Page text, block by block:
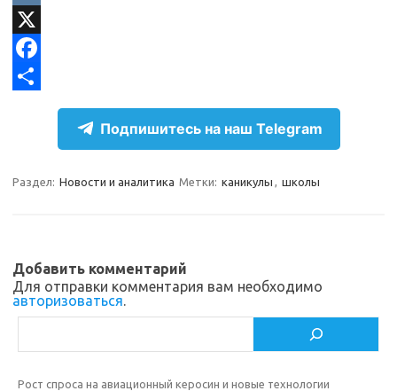
e
g
d
n
o
s
i
k
V
KX
F
b
k
р
и
т
Подпишитесь на наш Telegram
Раздел: Новости и аналитика Метки: каникулы , школы
Добавить комментарий
Для отправки комментария вам необходимо
авторизоваться.
Рост спроса на авиационный керосин и новые технологии